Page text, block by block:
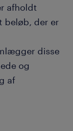
afholdt
beløb, der er
disse
og
af